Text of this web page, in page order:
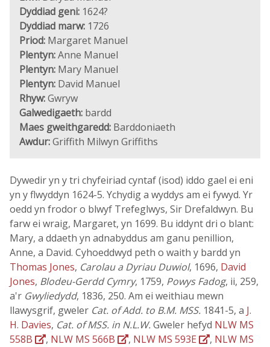
Dyddiad geni: 1624?
Dyddiad marw: 1726
Priod: Margaret Manuel
Plentyn:Anne Manuel
Plentyn: Mary Manuel
Plentyn: David Manuel
Rhyw:Gwryw
Galwedigaeth: bardd
Maes gweithgaredd: Barddoniaeth
Awdur:Griffith Milwyn Griffiths
Dywedir yn y tri chyfeiriad cyntaf (isod) iddo gael ei eni
yn y flwyddyn 1624-5. Ychydig a wyddys am ei fywyd. Yr
oedd yn frodor o blwyf Trefeglwys, Sir Drefaldwyn. Bu
farw ei wraig, Margaret, yn 1699. Bu iddynt dri o blant:
Mary, a ddaeth yn adnabyddus am ganu penillion,
Anne, a David. Cyhoeddwyd peth o waith y bardd yn
Thomas Jones, Carolau a Dyriau Duwiol, 1696, David
Jones, Blodeu-Gerdd Cymry, 1759, Powys Fadog, ii, 259,
a'r Gwyliedydd, 1836, 250. Am ei weithiau mewn
llawysgrif, gweler Cat. of Add. to B.M. MSS. 1841-5, a J.
H. Davies, Cat. of MSS. in N.L.W.Gweler hefyd NLW MS
558B
, NLW MS 566B , NLW MS 593E , NLW MS